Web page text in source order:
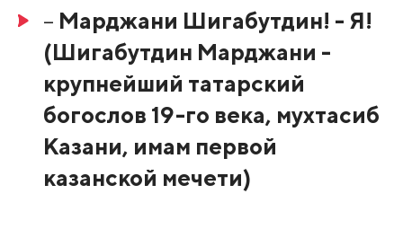
– Марджани Шигабутдин! - Я!
(Шигабутдин Марджани -
крупнейший татарский
богослов 19-го века, мухтасиб
Казани, имам первой
казанской мечети)